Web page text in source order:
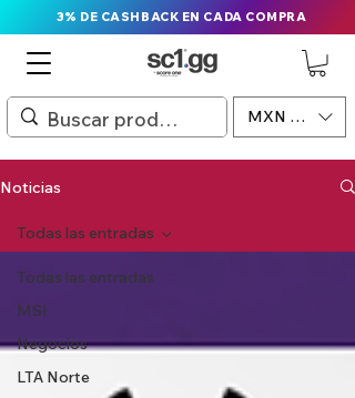
3% DE CASHBACK EN CADA COMPRA
MXN ($)
Noticias
Todas las entradas
MSI
Negocios
LTA Norte
Todas las entradas